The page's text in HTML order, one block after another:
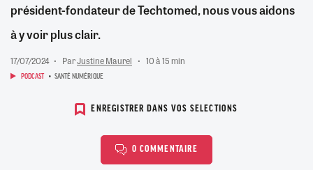
président-fondateur de Techtomed, nous vous aidons
à y voir plus clair.
17/07/2024 ParJustine Maurel 10 à 15 min
PODCAST SANTÉ NUMÉRIQUE
ENREGISTRER DANS VOS SELECTIONS
0 COMMENTAIRE